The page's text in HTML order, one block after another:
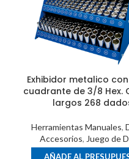
Exhibidor metalico
cuadrante de 3/8 Hex.
largos 268
Herramientas Manuales,
Accesorios, Juego de
AÑADE AL